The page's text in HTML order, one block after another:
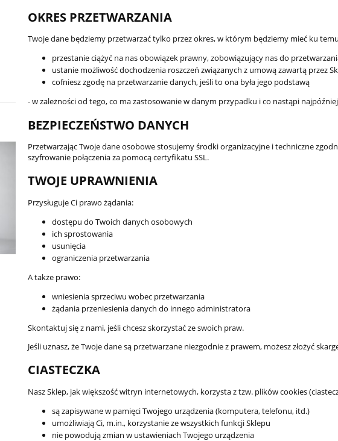
160,00 zł
159,00 zł
Kołdra puchowa 160x200 -
całoroczna
609,00 zł
do koszyka
Lekka kołdra puchowa
509,00 zł
OKRES PRZETWARZANIA
Twoje dane będziemy przetwarzać tylko przez okres, w którym będziemy mieć ku
przestanie ciążyć na nas obowiązek prawny, zobowiązujący nas do
ustanie możliwość dochodzenia roszczeń związanych z umową zawartą przez
cofniesz zgodę na przetwarzanie danych, jeśli to ona była jego podstawą
- w zależności od tego, co ma zastosowanie w danym przypadku i co nastąpi
BEZPIECZEŃSTWO DANYCH
Przetwarzając Twoje dane osobowe stosujemy środki organizacyjne i techniczne
szyfrowanie połączenia za pomocą certyfikatu SSL.
TWOJE UPRAWNIENIA
Przysługuje Ci prawo żądania:
dostępu do Twoich danych osobowych
ich sprostowania
usunięcia
ograniczenia przetwarzania
A także prawo:
wniesienia sprzeciwu wobec przetwarzania
żądania przeniesienia danych do innego administratora
Skontaktuj się z nami, jeśli chcesz skorzystać ze swoich praw.
Jeśli uznasz, że Twoje dane są przetwarzane niezgodnie z prawem, możesz złożyć
CIASTECZKA
Nasz Sklep, jak większość witryn internetowych, korzysta z tzw. plików cookies
są zapisywane w pamięci Twojego urządzenia (komputera, telefonu, itd.)
umożliwiają Ci, m.in., korzystanie ze wszystkich funkcji Sklepu
nie powodują zmian w ustawieniach Twojego urządzenia